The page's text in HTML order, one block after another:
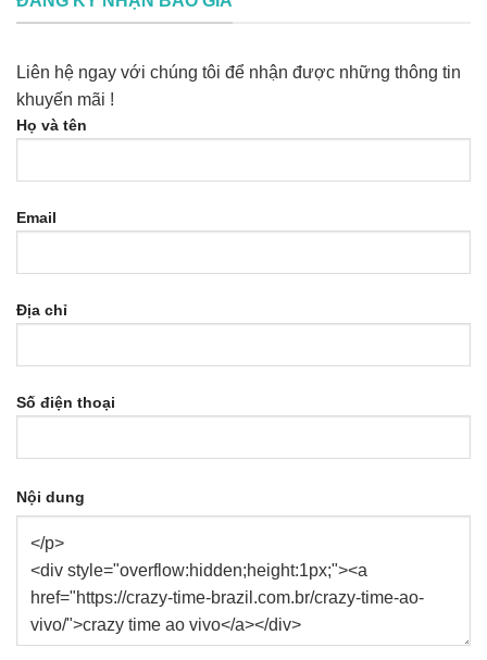
Liên hệ ngay với chúng tôi để nhận được những thông tin
khuyến mãi !
Họ và tên
Email
Địa chỉ
Số điện thoại
Nội dung